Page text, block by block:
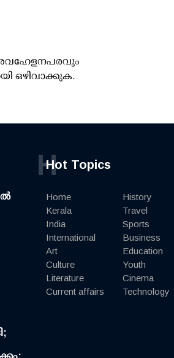
ഒഴിവാക്കുക.
Hot Topics
H
Home
Kerala
India
International
Art
Culture
Literature
Current affairs
History
Travel
Sports
Business
Education
Youth
Cinema
Technology